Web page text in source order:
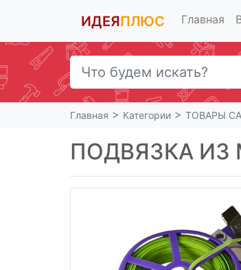
ИДЕЯПЛЮС Главная
Главная > Категории > ТОВАРЫ
ПОДВЯЗКА